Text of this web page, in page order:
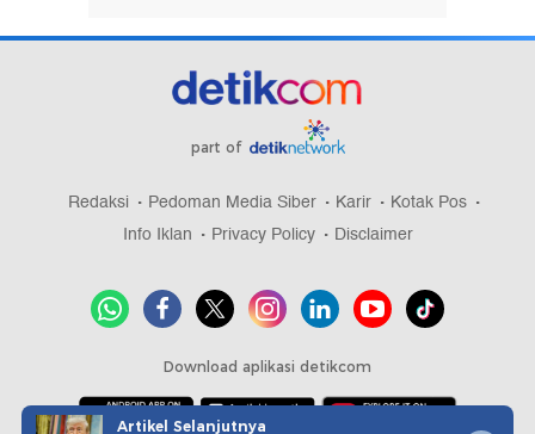
part of
Redaksi Pedoman Media Siber Karir
Kotak Pos
Info Iklan
Privacy Policy Disclaimer
Download aplikasi detikcom
Artikel Selanjutnya